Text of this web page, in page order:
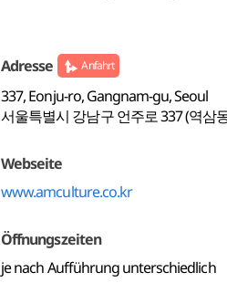
Adresse Anfahrt
337, Eonju-ro, Gangnam-gu, Seoul
서울특별시 강남구 언주로 337 (역삼
Webseite
www.amculture.co.kr
Öffnungszeiten
je nach Aufführung unterschiedlich